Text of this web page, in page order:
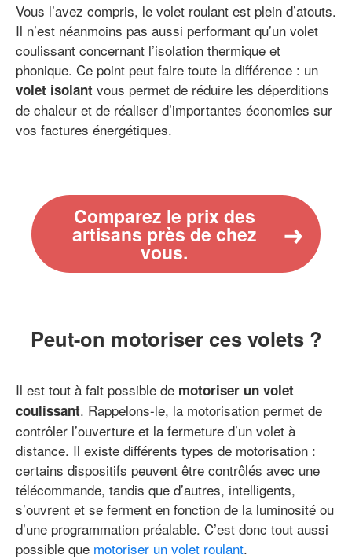
Vous l’avez compris, le volet roulant est plein d’atouts.
Il n’est néanmoins pas aussi performant qu’un volet
coulissant concernant l’isolation thermique et
phonique. Ce point peut faire toute la différence : un
volet isolant vous permet de réduire les déperditions
de chaleur et de réaliser d’importantes économies sur
vos factures énergétiques.
Comparez le prix des
artisans près de chez
vous.
Peut-on motoriser ces volets ?
Il est tout à fait possible de motoriser un volet
coulissant. Rappelons-le, la motorisation permet de
contrôler l’ouverture et la fermeture d’un volet à
distance. Il existe différents types de motorisation :
certains dispositifs peuvent être contrôlés avec une
télécommande, tandis que d’autres, intelligents,
s’ouvrent et se ferment en fonction de la luminosité ou
d’une programmation préalable. C’est donc tout aussi
possible que motoriser un volet roulant.